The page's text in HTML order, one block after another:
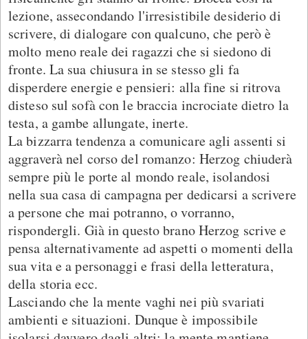
lezione, assecondando l'irresistibile desiderio di
scrivere, di dialogare con qualcuno, che però è
molto meno reale dei ragazzi che si siedono di
fronte. La sua chiusura in se stesso gli fa
disperdere energie e pensieri: alla fine si ritrova
disteso sul sofà con le braccia incrociate dietro la
testa, a gambe allungate, inerte.
La bizzarra tendenza a comunicare agli assenti si
aggraverà nel corso del romanzo: Herzog chiuderà
sempre più le porte al mondo reale, isolandosi
nella sua casa di campagna per dedicarsi a scrivere
a persone che mai potranno, o vorranno,
rispondergli. Già in questo brano Herzog scrive e
pensa alternativamente ad aspetti o momenti della
sua vita e a personaggi e frasi della letteratura,
della storia ecc.
Lasciando che la mente vaghi nei più svariati
ambienti e situazioni. Dunque è impossibile